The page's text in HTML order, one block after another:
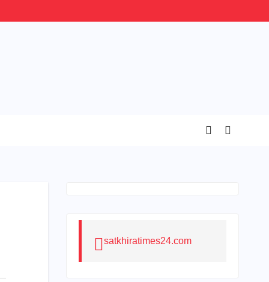
satkhiratimes24.com